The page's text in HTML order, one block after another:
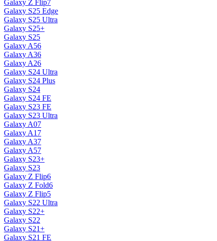
Galaxy Z Flip7
Galaxy S25 Edge
Galaxy S25 Ultra
Galaxy S25+
Galaxy S25
Galaxy A56
Galaxy A36
Galaxy A26
Galaxy S24 Ultra
Galaxy S24 Plus
Galaxy S24
Galaxy S24 FE
Galaxy S23 FE
Galaxy S23 Ultra
Galaxy A07
Galaxy A17
Galaxy A37
Galaxy A57
Galaxy S23+
Galaxy S23
Galaxy Z Flip6
Galaxy Z Fold6
Galaxy Z Flip5
Galaxy S22 Ultra
Galaxy S22+
Galaxy S22
Galaxy S21+
Galaxy S21 FE